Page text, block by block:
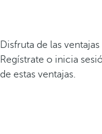
Disfruta de las
Regístrate o inicia
de estas ventajas.